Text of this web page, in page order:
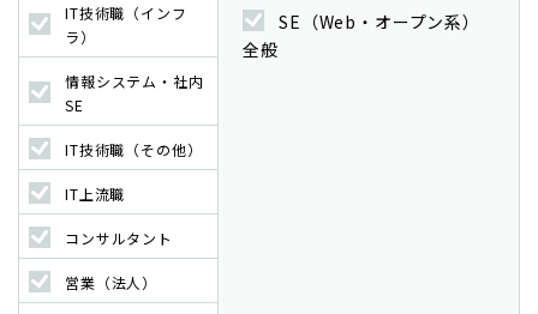
IT技術職（インフ
ラ）
情報システム・社内
SE
IT技術職（その他）
IT上流職
コンサルタント
営業（法人）
SE（Web・オープン系）
全般